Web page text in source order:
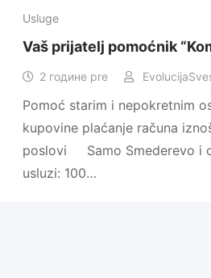
Usluge
Vaš prijatelj pomoćnik
2 године pre
Pomoć starim i nepokretnim
kupovine plaćanje računa
poslovi Samo Smederevo i
usluzi: 100…